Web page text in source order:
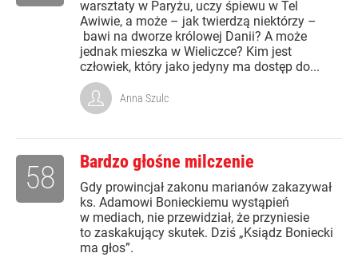
warsztaty w Paryżu, uczy śpiewu w Tel
Awiwie, a może – jak twierdzą niektórzy –
bawi na dworze królowej Danii? A może
jednak mieszka w Wieliczce? Kim jest
człowiek, który jako jedyny ma dostęp do...
Anna Szulc
Bardzo głośne milczenie
Gdy prowincjał zakonu marianów zakazywał
ks. Adamowi Bonieckiemu wystąpień
w mediach, nie przewidział, że przyniesie
to zaskakujący skutek. Dziś „Ksiądz Boniecki
ma głos”.
58